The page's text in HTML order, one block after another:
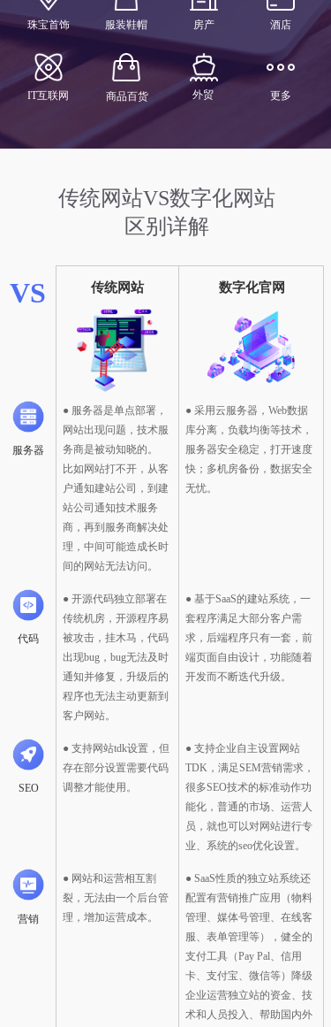
珠宝首饰 服装鞋帽 房产 酒店
IT互联网 商品百货 外贸 更多
传统网站VS数字化网站
区别详解
VS
服务器
代码
SEO
营销
传统网站 数字化官网
● 服务器是单点部署，
网站出现问题，技术服
务商是被动知晓的。
比如网站打不开，从客
户通知建站公司，到建
站公司通知技术服务
商，再到服务商解决处
理，中间可能造成长时
间的网站无法访问。
● 采用云服务器，Web数据
库分离，负载均衡等技术，
服务器安全稳定，打开速度
快；多机房备份，数据安全
无忧。
● 开源代码独立部署在
传统机房，开源程序易
被攻击，挂木马，代码
出现bug，bug无法及时
通知并修复，升级后的
程序也无法主动更新到
客户网站。
● 基于SaaS的建站系统，一
套程序满足大部分客户需
求，后端程序只有一套，前
端页面自由设计，功能随着
开发而不断迭代升级。
● 支持网站tdk设置，但
存在部分设置需要代码
调整才能使用。
● 支持企业自主设置网站
TDK，满足SEM营销需求，
很多SEO技术的标准动作功
能化，普通的市场、运营人
员，就也可以对网站进行专
业、系统的seo优化设置。
● 网站和运营相互割
裂，无法由一个后台管
理，增加运营成本。
● SaaS性质的独立站系统还
配置有营销推广应用（物料
管理、媒体号管理、在线客
服、表单管理等），健全的
支付工具（Pay Pal、信用
卡、支付宝、微信等）降级
企业运营独立站的资金、技
术和人员投入、帮助国内外